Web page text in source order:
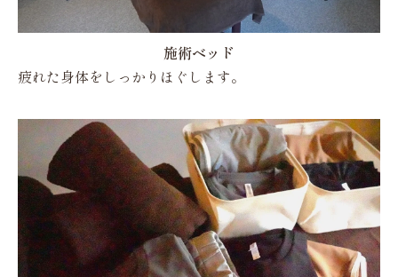
施術ベッド
疲れた身体をしっかりほぐします。